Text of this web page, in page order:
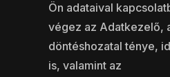
Ön adataival
végez az Adatkezelő,
döntéshozatal ténye,
is, valamint az